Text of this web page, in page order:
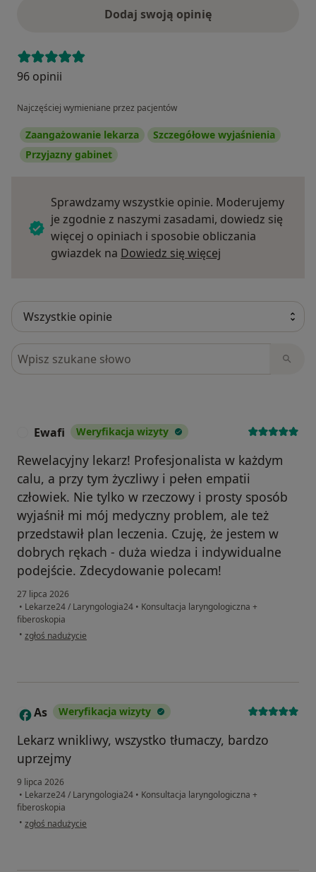
Dodaj swoją opinię
96 opinii
Najczęściej wymieniane przez pacjentów
Zaangażowanie lekarza
Szczegółowe wyjaśnienia
Przyjazny gabinet
Sprawdzamy wszystkie opinie. Moderujemy
je zgodnie z naszymi zasadami, dowiedz się
więcej o opiniach i sposobie obliczania
gwiazdek na Dowiedz się więcej
Szukaj w opiniach
Ewafi Weryfikacja wizyty
Rewelacyjny lekarz! Profesjonalista w każdym
calu, a przy tym życzliwy i pełen empatii
człowiek. Nie tylko w rzeczowy i prosty sposób
wyjaśnił mi mój medyczny problem, ale też
przedstawił plan leczenia. Czuję, że jestem w
dobrych rękach - duża wiedza i indywidualne
podejście. Zdecydowanie polecam!
27 lipca 2026
• Lekarze24 / Laryngologia24 • Konsultacja laryngologiczna +
fiberoskopia
• w opinii użytkownika Ewafi
zgłoś nadużycie
A As Weryfikacja wizyty
Lekarz wnikliwy, wszystko tłumaczy, bardzo
uprzejmy
9 lipca 2026
• Lekarze24 / Laryngologia24 • Konsultacja laryngologiczna +
fiberoskopia
• w opinii użytkownika As
zgłoś nadużycie